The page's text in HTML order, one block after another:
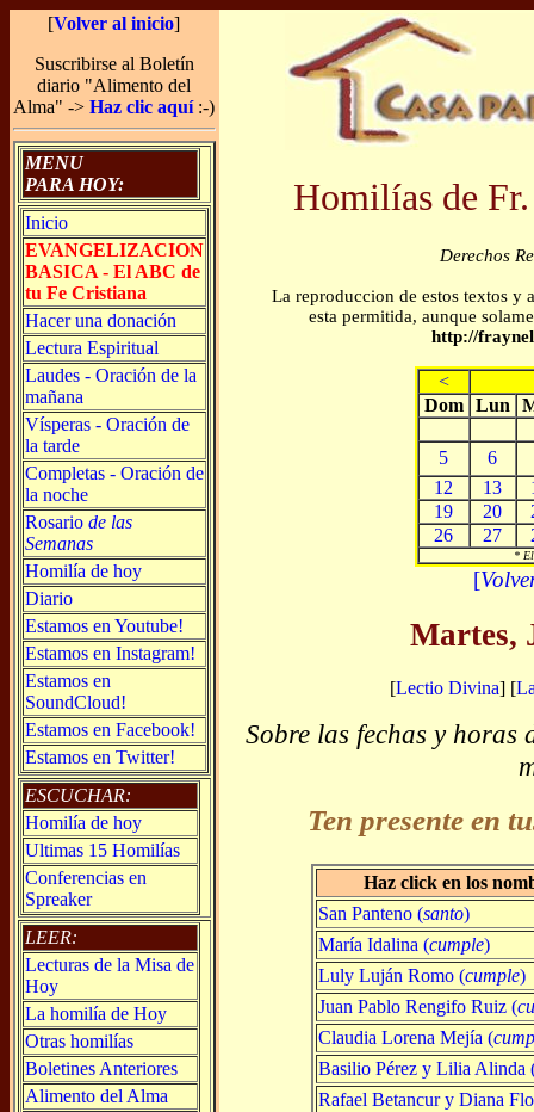
[Volver al inicio]
Suscribirse al Boletín
diario "Alimento del
Alma" ->Haz clic aquí:-)
MENU
PARA HOY:
Inicio
EVANGELIZACION
BASICA - El ABC de
tu Fe Cristiana
Hacer una donación
Lectura Espiritual
Laudes - Oración de la
mañana
Vísperas - Oración de
la tarde
Completas - Oración de
la noche
Rosario de las
Semanas
Homilía de hoy
Diario
Estamos en Youtube!
Estamos en Instagram!
Estamos en
SoundCloud!
Estamos en Facebook!
Estamos en Twitter!
ESCUCHAR:
Homilía de hoy
Ultimas 15 Homilías
Conferencias en
Spreaker
LEER:
Lecturas de la Misa de
Hoy
La homilía de Hoy
Otras homilías
Boletines Anteriores
Alimento del Alma
Homilías de
Derechos
La reproduccion de estos textos y
esta permitida, aunque
http://
<
Dom Lun
5 6
12 13
19
20
26
27
*
[
Martes,
[Lectio Divina] [
Sobre las fechas y horas
Ten presente en
Haz click en los
San Panteno (santo)
María Idalina (cumple)
Luly Luján Romo (cumple)
Juan Pablo Rengifo Ruiz (
Claudia Lorena Mejía (
Basilio Pérez y Lilia Alinda
Rafael Betancur y Diana